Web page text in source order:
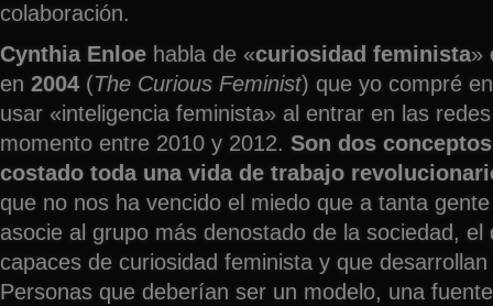
colaboración.
Cynthia Enloe habla de «curiosidad feminista»
en 2004 (The Curious Feminist) que yo compré
usar «inteligencia feminista» al entrar en las
momento entre 2010 y 2012. Son dos
costado toda una vida de trabajo
que no nos ha vencido el miedo que a tanta
asocie al grupo más denostado de la sociedad, el
capaces de curiosidad feminista y que
Personas que deberían ser un modelo, una